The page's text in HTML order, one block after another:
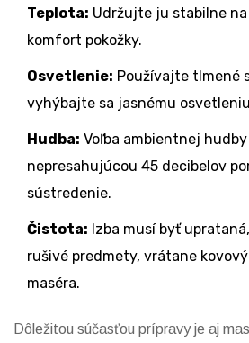
Teplota: Udržujte ju stabilne
komfort pokožky.
Osvetlenie: Používajte tlmené
vyhýbajte sa jasnému
Hudba: Voľba ambientnej
nepresahujúcou 45 decibelov
sústredenie.
Čistota: Izba musí byť
rušivé predmety, vrátane
maséra.
Dôležitou súčasťou prípravy je aj